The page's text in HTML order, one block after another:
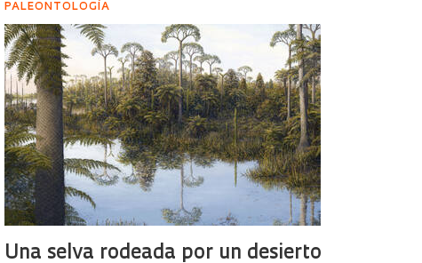
PALEONTOLOGÍA
Una selva rodeada por un desierto